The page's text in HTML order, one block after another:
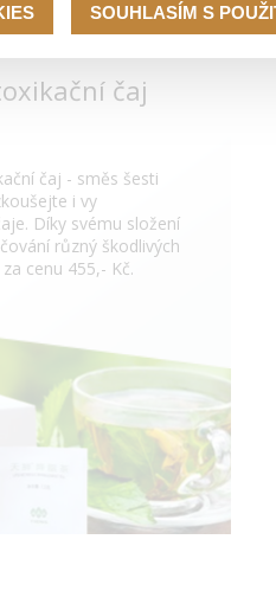
čaj
čaj - směs šesti
i vy
Díky svému složení
různý škodlivých
cenu 455,- Kč.
SOUHLASÍM S